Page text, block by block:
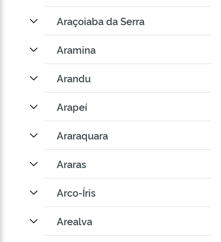
Araçoiaba da Serra
Aramina
Arandu
Arapeí
Araraquara
Araras
Arco-Íris
Arealva